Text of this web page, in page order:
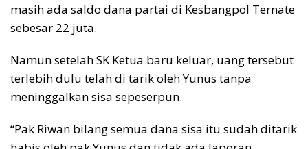
masih ada saldo dana partai di Kesbangpol Ternate
sebesar 22 juta.
Namun setelah SK Ketua baru keluar, uang tersebut
terlebih dulu telah di tarik oleh Yunus tanpa
meninggalkan sisa sepeserpun.
“Pak Riwan bilang semua dana sisa itu sudah ditarik